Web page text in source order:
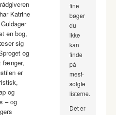
Katrine
en bog,
sig
og
fænger,
er
og
– og
fine
bøger
du
ikke
kan
finde
på
mest-
solgte
listerne.
Det er